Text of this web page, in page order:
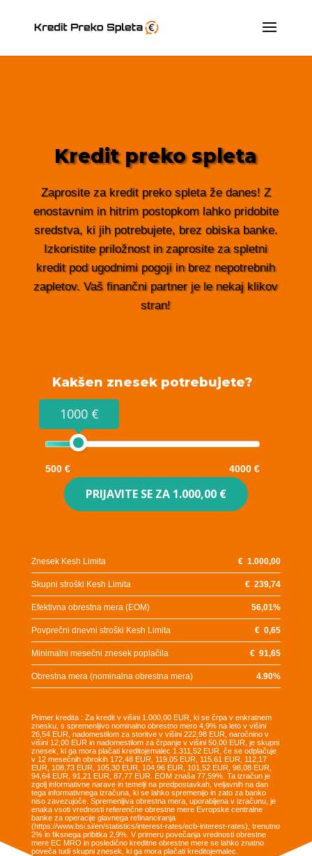
Kredit preko spleta
Zaprosite za kredit preko spleta že danes! Z
enostavnim in hitrim postopkom lahko pridobite
sredstva, ki jih potrebujete, brez obiska banke.
Izkoristite priložnost in zaprosite za spletni
kredit pod ugodnimi pogoji in brez nepotrebnih
zapletov. Vaš finančni partner je le nekaj klikov
stran!
Kakšen znesek potrebujete?
1000 €
500 € 4000 €
PRIJAVITE SE ZA 1.000,00 €
Znesek Kesh Limita €1.000,00
Skupni stroški Kesh Limita €239,74
Efektivna obrestna mera (EOM) 56,01%
Povprečni dnevni stroški Kesh Limita €0,65
Minimalni mesečni znesek poplačila €91,65
Obrestna mera (nominalna obrestna mera) 4.90%
Primer kredita : Za kredit v višini 1.000,00 EUR, ki se črpa v enkratnem
znesku, s spremenljivo nominalno obrestno mero 4,9% na leto v višini
26,54 EUR, nadomestilom za storitve v višini 222,98 EUR, naročnino v
višini 12,00 EUR in nadomestilom za črpanje v višini 50,00 EUR, je skupni
znesek, ki ga mora plačati kreditojemalec 1.311,52 EUR, če se odplačuje
v 12 mesečnih obrokih 172,48 EUR, 119,05 EUR, 115,61 EUR, 112,17
EUR, 108,73 EUR, 105,30 EUR, 104,96 EUR, 101,52 EUR, 98,08 EUR,
94,64 EUR, 91,21 EUR, 87,77 EUR. EOM znaša 77,59%. Ta izračun je
zgolj informativne narave in temelji na predpostavkah, veljavnih na dan
tega informativnega izračuna, ki se lahko spremenijo in zato za banko
niso zavezujoče. Spremenljiva obrestna mera, uporabljena v izračunu, je
enaka vsoti vrednosti referenčne obrestne mere Evropske centralne
banke za operacije glavnega refinanciranja
(https://www.bsi.si/en/statistics/interest-rates/ecb-interest-rates), trenutno
2% in fiksnega pribitka 2,9%. V primeru povečanja vrednosti obrestne
mere EC MRO in posledično kreditne obrestne mere se lahko znatno
poveča tudi skupni znesek, ki ga mora plačati kreditojemalec.